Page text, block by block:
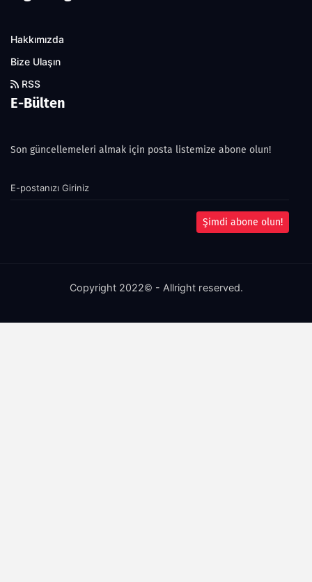
Hakkımızda
Bize Ulaşın
RSS
E-Bülten
Son güncellemeleri almak için posta listemize abone olun!
Şimdi abone olun!
Copyright 2022© - Allright reserved.